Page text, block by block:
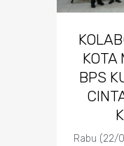
KOTA
BPS
Rabu (22/